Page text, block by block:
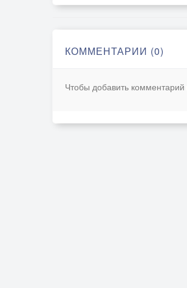
КОММЕНТАРИИ (0)
Чтобы добавить комментарий